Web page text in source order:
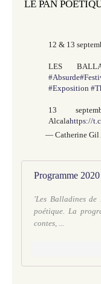
LE PAN
12 & 13
LES
#Absurde
#Exposition
13
Alcalahttps://
— Catherine Gil
Programme
'Les Balladines de
poétique. La
contes, ...